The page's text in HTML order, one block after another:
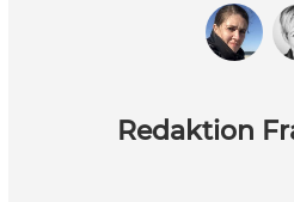
Redaktion